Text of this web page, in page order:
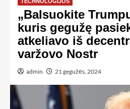
„Balsuokite
kuris gegužę
atkeliavo iš
varžovo Nostr
admin 21 gegužės, 2024